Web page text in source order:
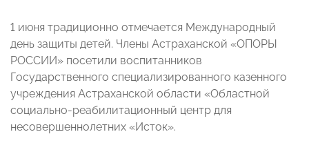
1 июня традиционно отмечается Международный
день защиты детей. Члены Астраханской «ОПОРЫ
РОССИИ» посетили воспитанников
Государственного специализированного казенного
учреждения Астраханской области «Областной
социально-реабилитационный центр для
несовершеннолетних «Исток».